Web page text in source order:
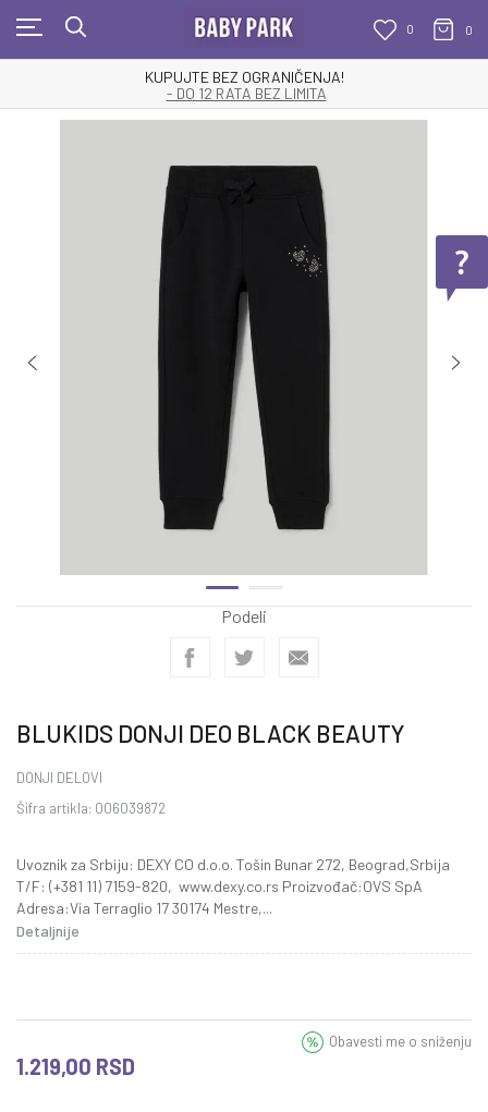
0 0
KUPUJTE BEZ OGRANIČENJA!
- DO 12 RATA BEZ LIMITA
Podeli
BLUKIDS DONJI DEO BLACK BEAUTY
DONJI DELOVI
Šifra artikla: 006039872
Uvoznik za Srbiju: DEXY CO d.o.o. Tošin Bunar 272, Beograd,Srbija
T/F: (+381 11) 7159-820, www.dexy.co.rs Proizvođač:OVS SpA
Adresa:Via Terraglio 17 30174 Mestre,...
Detaljnije
1.219,00 RSD
Obavesti me o sniženju